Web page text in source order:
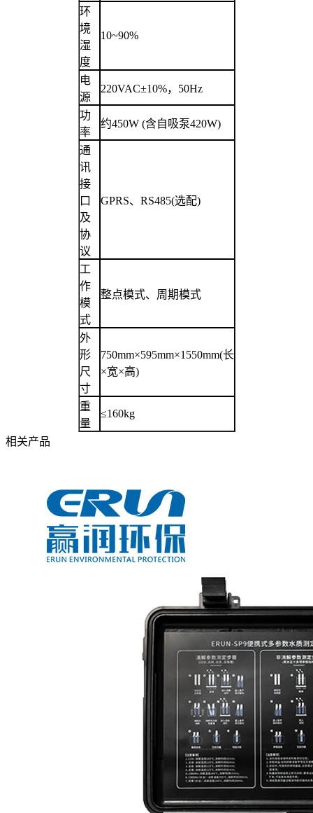
环
境
湿
度
10~90%
电
源
220VAC±10%，50Hz
功
率
约450W (含自吸泵420W)
通
讯
接
口
及
协
议
GPRS、RS485(选配)
工
作
模
式
整点模式、周期模式
外
形
尺
寸
750mm×595mm×1550mm(长
×宽×高)
重
量
≤160kg
相关产品